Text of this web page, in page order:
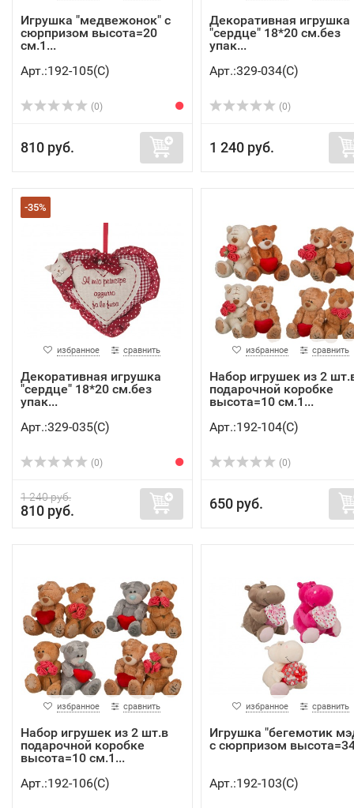
Игрушка "медвежонок" с
сюрпризом высота=20
см.1...
Арт.:192-105(C)
(0)
810 руб.
Декоративная игрушка
"сердце" 18*20 см.без
упак...
Арт.:329-034(C)
(0)
1 240 руб.
-35%
избранное сравнить
Декоративная игрушка
"сердце" 18*20 см.без
упак...
Арт.:329-035(C)
(0)
1 240 руб.
810 руб.
избранное сравнить
Набор игрушек из 2
подарочной коробке
высота=10 см.1...
Арт.:192-104(C)
(0)
650 руб.
избранное сравнить
Набор игрушек из 2 шт.в
подарочной коробке
высота=10 см.1...
Арт.:192-106(C)
избранное сравнить
Игрушка "бегемотик
с сюрпризом
Арт.:192-103(C)